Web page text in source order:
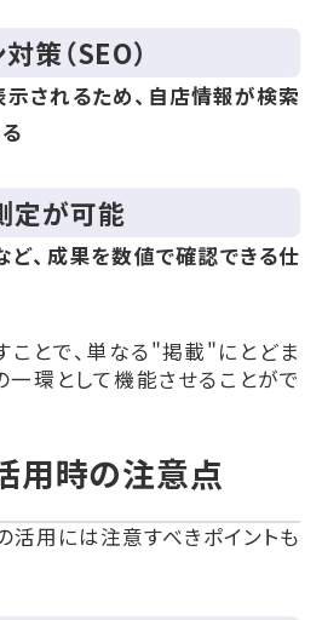
策（SEO）
されるため、自店情報が検索
定が可能
、成果を数値で確認できる仕
ことで、単なる"掲載"にとどま
一環として機能させることがで
用時の注意点
活用には注意すべきポイントも